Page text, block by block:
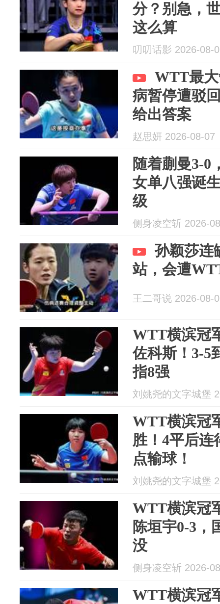
分？别急，
这么算
叨叨话影 2026-08-
WTT最
病暂停遭驳
给出答案
赵思妍 2026-08-07
随着蒯曼3-0
女单八强诞
级
侧身凌空斩 2026-
孙颖莎连
站，会遭
王二哥说 2026-08-
WTT横滨冠
佐科斯！3-5
指8强
刘姚尧的文字城堡
WTT横滨冠
胜！4平后连
点输球！
刘姚尧的文字城堡
WTT横滨冠
陈垣宇0-3，
没
侧身凌空斩 2026-
WTT横滨冠